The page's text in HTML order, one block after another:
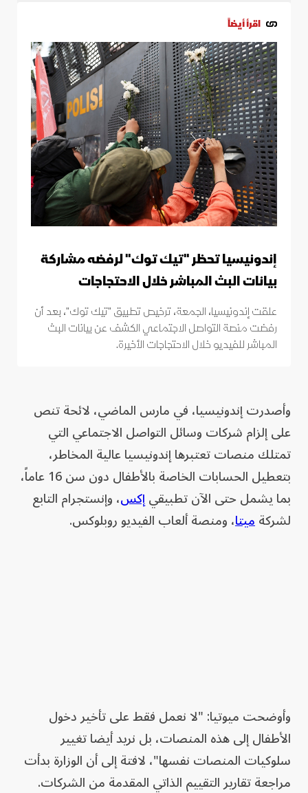
اقرأ أيضاً
إندونيسيا تحظر "تيك توك" لرفضه مشاركة
بيانات البث المباشر خلال الاحتجاجات
علقت إندونيسيا، الجمعة، ترخيص تطبيق "تيك توك"، بعد أن
رفضت منصة التواصل الاجتماعي الكشف عن بيانات البث
المباشر للفيديو خلال الاحتجاجات الأخيرة.
وأصدرت إندونيسيا، في ⁠مارس الماضي، لائحة تنص
على إلزام شركات وسائل التواصل ​الاجتماعي ​التي
تمتلك منصات تعتبرها إندونيسيا عالية المخاطر،
بتعطيل الحسابات الخاصة بالأطفال دون سن 16 ‌عاماً،
بما يشمل حتى الآن تطبيقيإكس، وإنستجرام التابع ​
لشركةميتا، ومنصة ألعاب الفيديو روبلوكس.
وأوضحت ميوتيا: "لا نعمل فقط على تأخير ​دخول
الأطفال إلى هذه المنصات، بل نريد ⁠أيضا ‌تغيير
سلوكيات المنصات نفسها"، لافتة إلى أن الوزارة بدأت
مراجعة تقارير التقييم الذاتي المقدمة من الشركات.